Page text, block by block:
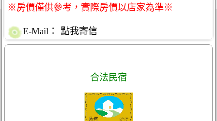
※房價僅供參考，實際房價以店家為準※
E-Mail： 點我寄信
合法民宿